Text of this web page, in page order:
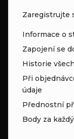
Zaregistrujte
Informace o
Zapojení se
Historie
Při
údaje
Přednostní
Body za